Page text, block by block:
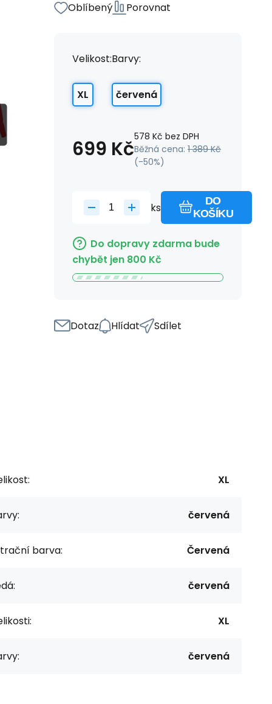
Oblíbený Porovnat
Velikost:
XL
Barvy:
červená
699 Kč578 Kč bez DPH
Běžná cena: 1 389 Kč
(-50%)
ks
DO
KOŠÍKU
Do dopravy zdarma bude
chybět jen 800 Kč
Dotaz Hlídat Sdílet
XL
červená
barva: Červená
červená
XL
červená